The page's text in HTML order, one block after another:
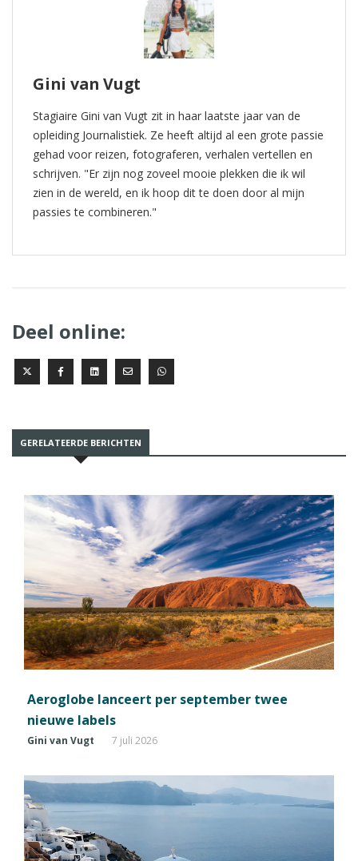
Gini van Vugt
Stagiaire Gini van Vugt zit in haar laatste jaar van de
opleiding Journalistiek. Ze heeft altijd al een grote passie
gehad voor reizen, fotograferen, verhalen vertellen en
schrijven. "Er zijn nog zoveel mooie plekken die ik wil
zien in de wereld, en ik hoop dit te doen door al mijn
passies te combineren."
Deel online:
GERELATEERDE BERICHTEN
Aeroglobe lanceert per september twee
nieuwe labels
Gini van Vugt 7 juli 2026